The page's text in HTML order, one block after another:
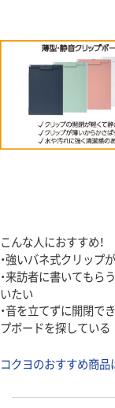
こんな人におすすめ！
・強いバネ式クリップ
・来訪者に書いてもら
いたい
・音を立てずに開閉で
プボードを探している
コクヨのおすすめ商品